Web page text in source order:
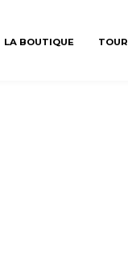
LA BOUTIQUE